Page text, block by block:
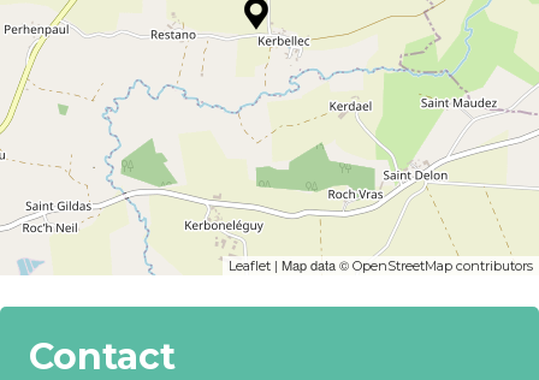
Leaflet | Map data © OpenStreetMap contributors
Contact